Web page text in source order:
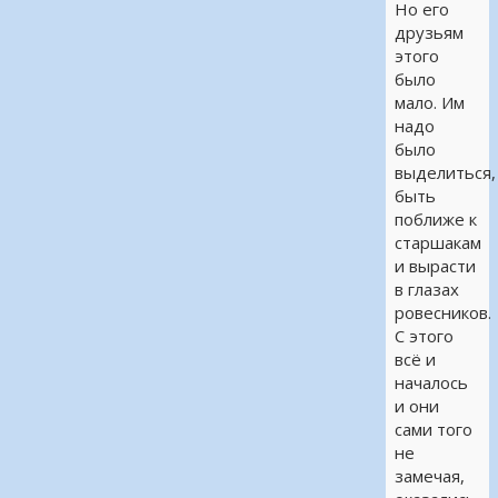
Но его
друзьям
этого
было
мало. Им
надо
было
выделиться,
быть
поближе к
старшакам
и вырасти
в глазах
ровесников.
С этого
всё и
началось
и они
сами того
не
замечая,